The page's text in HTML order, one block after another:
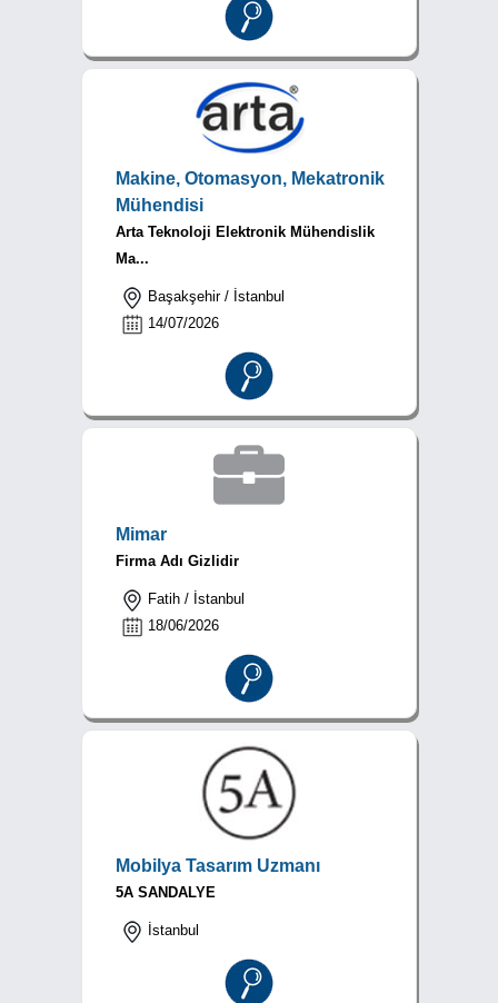
Makine, Otomasyon, Mekatronik
Mühendisi
Arta Teknoloji Elektronik Mühendislik
Ma...
Başakşehir / İstanbul
14/07/2026
Mimar
Firma Adı Gizlidir
Fatih / İstanbul
18/06/2026
Mobilya Tasarım Uzmanı
5A SANDALYE
İstanbul